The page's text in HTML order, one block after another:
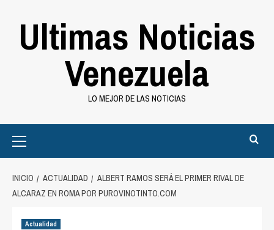
Ultimas Noticias
Venezuela
LO MEJOR DE LAS NOTICIAS
Menu
INICIO ACTUALIDAD
ALBERT RAMOS SERÁ EL PRIMER RIVAL DE
ALCARAZ EN ROMA POR PUROVINOTINTO.COM
Actualidad